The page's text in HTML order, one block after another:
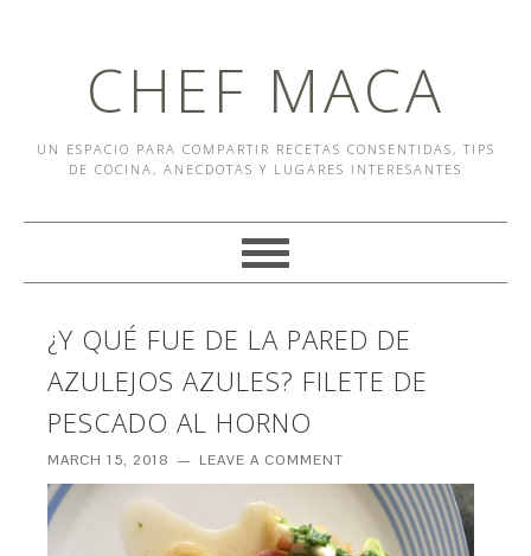
CHEF MACA
UN ESPACIO PARA COMPARTIR RECETAS CONSENTIDAS, TIPS
DE COCINA, ANECDOTAS Y LUGARES INTERESANTES
¿Y QUÉ FUE DE LA PARED DE
AZULEJOS AZULES? FILETE DE
PESCADO AL HORNO
MARCH 15, 2018 LEAVE A COMMENT